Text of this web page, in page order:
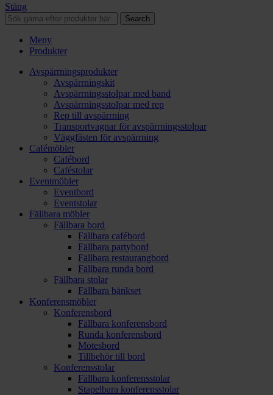
Stäng
Search
Meny
Produkter
Avspärrningsprodukter
Avspärrningskit
Avspärrningsstolpar med band
Avspärrningsstolpar med rep
Rep till avspärrning
Transportvagnar för avspärrningsstolpar
Väggfästen för avspärrning
Cafémöbler
Cafébord
Caféstolar
Eventmöbler
Eventbord
Eventstolar
Fällbara möbler
Fällbara bord
Fällbara cafébord
Fällbara partybord
Fällbara restaurangbord
Fällbara runda bord
Fällbara stolar
Fällbara bänkset
Konferensmöbler
Konferensbord
Fällbara konferensbord
Runda konferensbord
Mötesbord
Tillbehör till bord
Konferensstolar
Fällbara konferensstolar
Stapelbara konferensstolar